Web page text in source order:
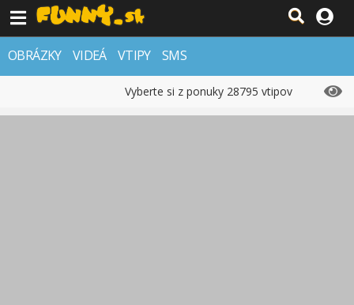
OBRÁZKY VIDEÁ VTIPY SMS
Vyberte si z ponuky 28795 vtipov